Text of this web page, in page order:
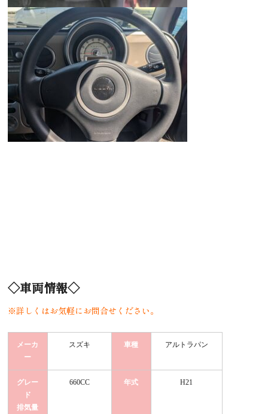
◇車両情報◇
※詳しくはお気軽にお問合せください。
メーカ
ー
スズキ 車種 アルトラパン
グレー
ド
排気量
660CC 年式 H21